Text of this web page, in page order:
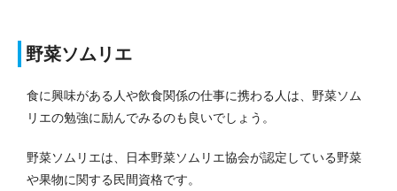
野菜ソムリエ
食に興味がある人や飲食関係の仕事に携わる人は、野菜ソム
リエの勉強に励んでみるのも良いでしょう。
野菜ソムリエは、日本野菜ソムリエ協会が認定している野菜
や果物に関する民間資格です。